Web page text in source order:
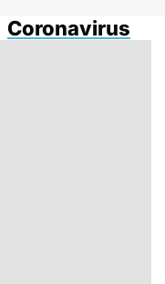
Coronavirus